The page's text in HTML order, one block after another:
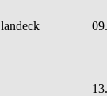
landeck